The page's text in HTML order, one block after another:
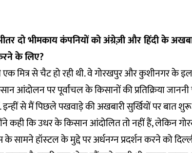
दो भीमकाय कंपनियों को अंग्रेज़ी और हिंदी के
के लिए?
एक मित्र से चैट हो रही थी. वे गोरखपुर और कुशीनगर
आंदोलन पर पूर्वांचल के किसानों की प्रतिक्रिया जाननी
इन्‍हीं से मैं पिछले पखवाड़े की अखबारी सुर्खियों पर बात
कही कि उधर के किसान आंदोलित तो नहीं हैं, लेकिन
सामने हॉस्‍टल के मुद्दे पर अर्धनग्‍न प्रदर्शन करने को